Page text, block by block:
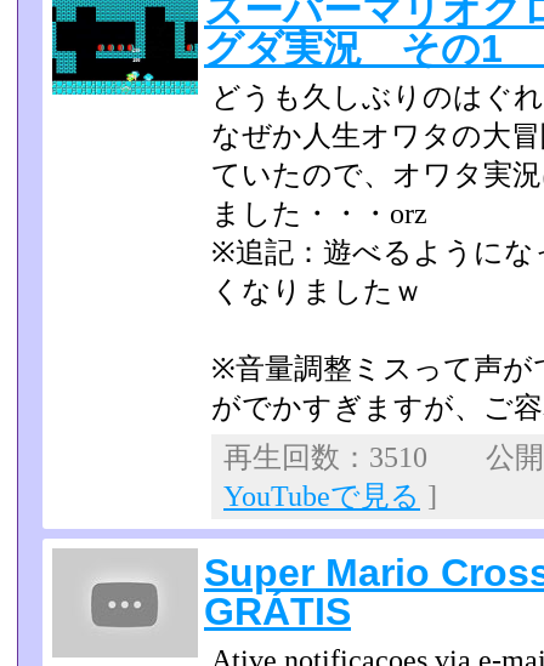
スーパーマリオク
グダ実況 その1
どうも久しぶりのはぐ
なぜか人生オワタの大
ていたので、オワタ実
ました・・・orz
※追記：遊べるように
くなりましたｗ
※音量調整ミスって声
がでかすぎますが、ご
再生回数：3510 公
YouTubeで見る ]
Super Mario
GRÁTIS